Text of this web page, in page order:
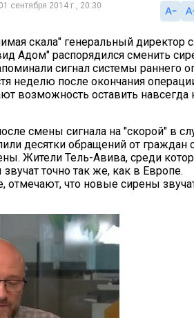
сентября 2014 г., 20:30
скала" генеральный директор
Адом" распорядился сменить
сигнал системы раннего
неделю после окончания
возможность оставить навсегда
смены сигнала на "скорой" в
десятки обращений от граждан
Жители Тель-Авива, среди
точно так же, как в Европе.
отмечают, что новые сирены